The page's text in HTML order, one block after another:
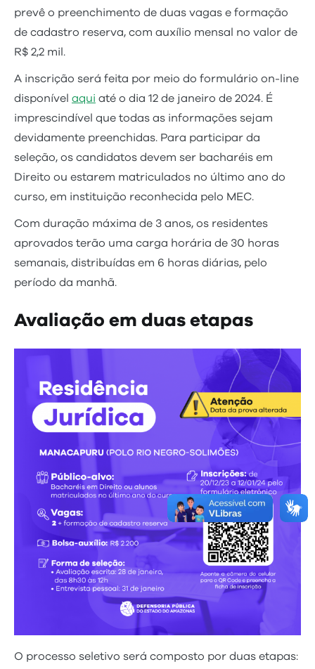
prevê o preenchimento de duas vagas e formação
de cadastro reserva, com auxílio mensal no valor de
R$ 2,2 mil.
A inscrição será feita por meio do formulário on-line
disponível aqui até o dia 12 de janeiro de 2024. É
imprescindível que todas as informações sejam
devidamente preenchidas. Para participar da
seleção, os candidatos devem ser bacharéis em
Direito ou estarem matriculados no último ano do
curso, em instituição reconhecida pelo MEC.
Com duração máxima de 3 anos, os residentes
aprovados terão uma carga horária de 30 horas
semanais, distribuídas em 6 horas diárias, pelo
período da manhã.
Avaliação em duas etapas
O processo seletivo será composto por duas etapas: